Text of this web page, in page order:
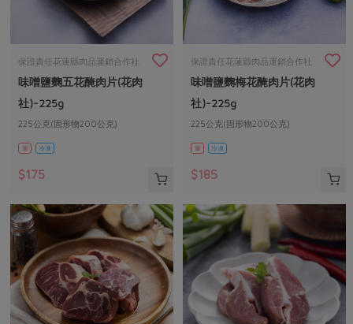
保證責任花蓮縣肉品運銷合作社
味噌鹽麴五花醃肉片(花肉
社)-225g
225公克(固形物200公克)
葷 冷凍
$175
保證責任花蓮縣肉品運銷合作社
味噌鹽麴梅花醃肉片(花肉
社)-225g
225公克(固形物200公克)
葷 冷凍
$185